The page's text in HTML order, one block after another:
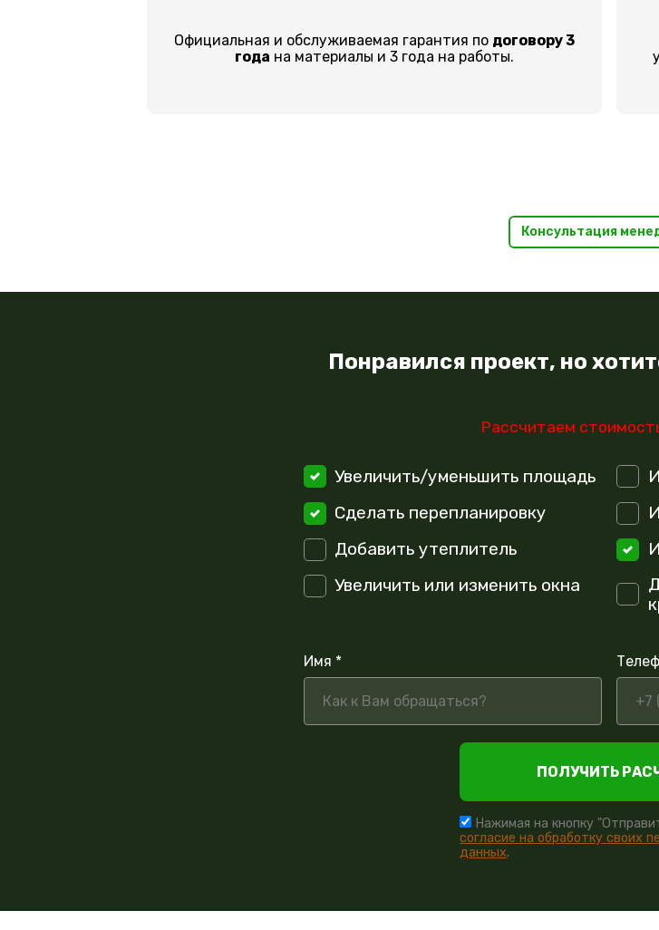
Официальная и обслуживаемая гарантия по договору 3
года на материалы и 3 года на работы.
Консультация
Понравился проект, но
Рассчитаем
Увеличить/уменьшить площадь
Сделать перепланировку
Добавить утеплитель
Увеличить или изменить окна
Имя *
ПОЛУЧИТЬ
Нажимая на кнопку
согласие на обработку своих
данных.